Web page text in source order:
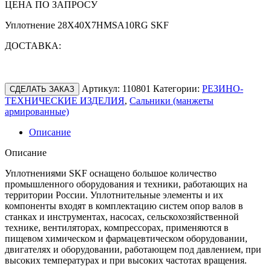
ЦЕНА ПО ЗАПРОСУ
Уплотнение 28X40X7HMSA10RG SKF
ДОСТАВКА:
СДЕЛАТЬ ЗАКАЗ Артикул: 110801 Категории: РЕЗИНО-
ТЕХНИЧЕСКИЕ ИЗДЕЛИЯ, Сальники (манжеты
армированные)
Описание
Описание
Уплотнениями SKF оснащено большое количество
промышленного оборудования и техники, работающих на
территории России. Уплотнительные элементы и их
компоненты входят в комплектацию систем опор валов в
станках и инструментах, насосах, сельскохозяйственной
технике, вентиляторах, компрессорах, применяются в
пищевом химическом и фармацевтическом оборудовании,
двигателях и оборудовании, работающем под давлением, при
высоких температурах и при высоких частотах вращения.